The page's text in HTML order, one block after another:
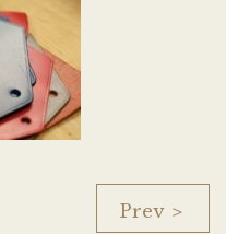
Prev ＞